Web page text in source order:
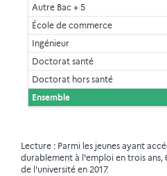
Autre Bac + 5
École de commerce
Ingénieur
Doctorat santé
Doctorat hors santé
Ensemble
Lecture : Parmi les jeunes ayant
durablement à l'emploi en trois ans,
de l'université en 2017.